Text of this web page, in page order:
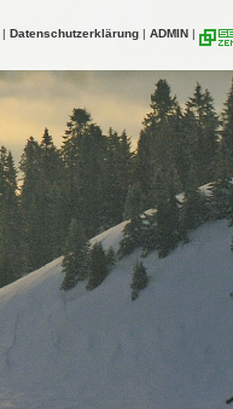
| Datenschutzerklärung | ADMIN |